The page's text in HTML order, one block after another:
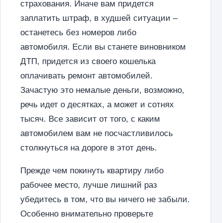
страхования. Иначе вам придется
заплатить штраф, в худшей ситуации –
останетесь без номеров либо
автомобиля. Если вы станете виновником
ДТП, придется из своего кошелька
оплачивать ремонт автомобилей.
Зачастую это немалые деньги, возможно,
речь идет о десятках, а может и сотнях
тысяч. Все зависит от того, с каким
автомобилем вам не посчастливилось
столкнуться на дороге в этот день.
Прежде чем покинуть квартиру либо
рабочее место, лучше лишний раз
убедитесь в том, что вы ничего не забыли.
Особенно внимательно проверьте